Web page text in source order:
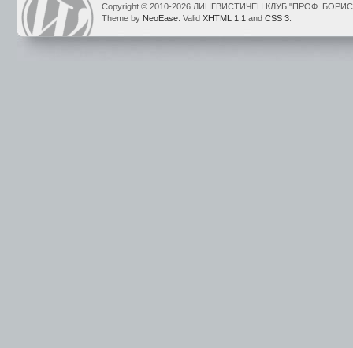
Copyright © 2010-2026 ЛИНГВИСТИЧЕН КЛУБ "ПРОФ.
Theme by NeoEase . Valid XHTML 1.1 and CSS 3